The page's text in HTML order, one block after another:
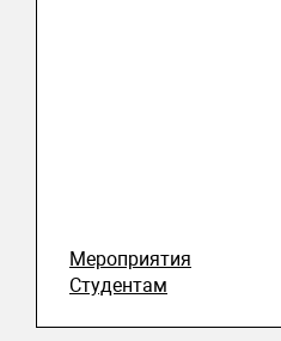
Мероприятия
Студентам